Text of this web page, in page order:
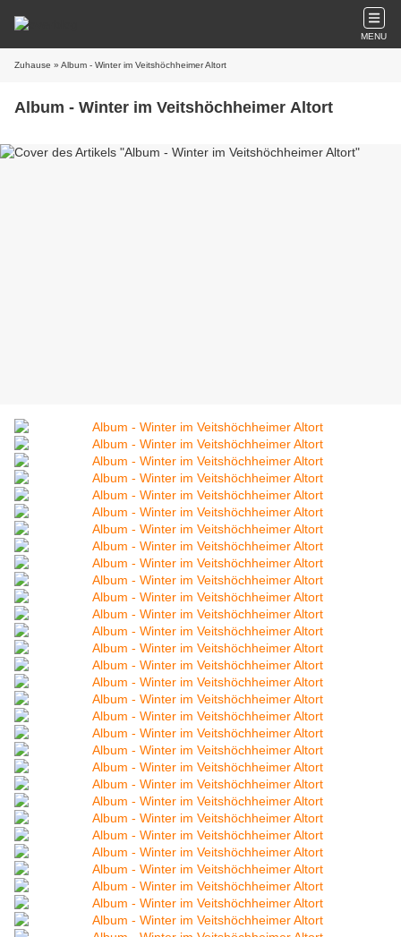
MENU
Zuhause » Album - Winter im Veitshöchheimer Altort
Album - Winter im Veitshöchheimer Altort